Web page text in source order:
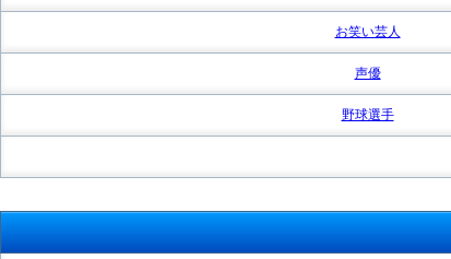
お笑い芸人
声優
野球選手